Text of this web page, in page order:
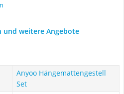
und weitere Angebote
Anyoo Hängemattengestell
Set